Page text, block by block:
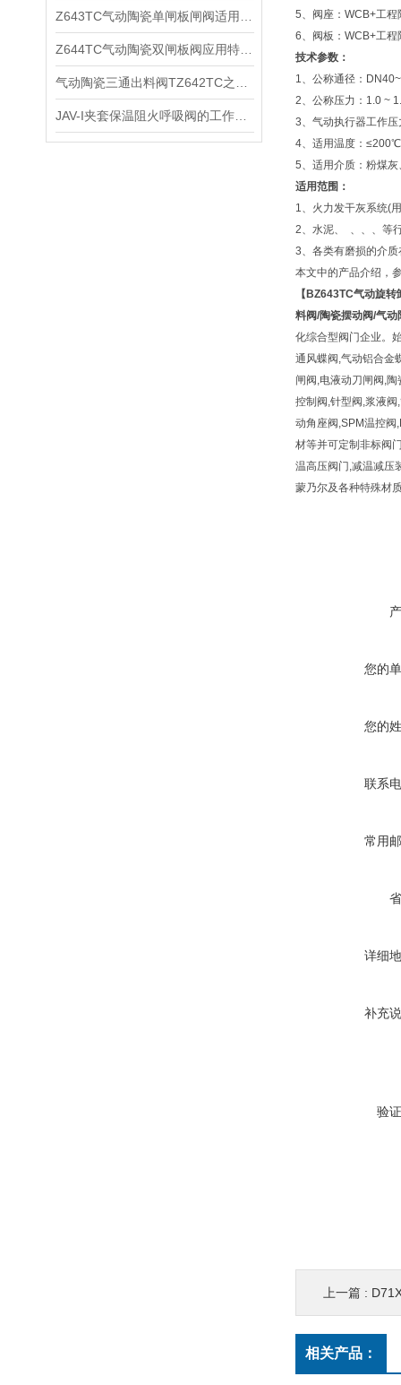
5、阀座：WCB+工程
6、阀板：WCB+工程
技术参数：
1、公称通径：
2、公称压力：1.0 ~
3、气动执行器工作
4、适用温度：
5、适用介质：粉煤
适用范围：
1、火力发干灰系统(
2、水泥、 、、、等
3、各类有磨损的介
本文中的产品介绍，
【 BZ643TC气动旋转
料阀/陶瓷摆动阀/气动
化综合型阀门企业。
通风蝶阀,气动铝合金
闸阀,电液动刀闸阀,
控制阀,针型阀,浆液
动角座阀,SPM温控阀
材等并可定制非标阀
温高压阀门,减温减压
蒙乃尔及各种特殊材
您的
您的
联系
常用
详细
补充
验
上一篇 :
相关产品：